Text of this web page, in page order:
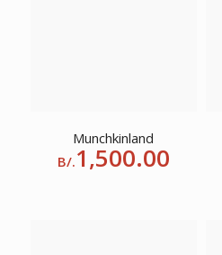
Munchkinland
B/.1,500.00